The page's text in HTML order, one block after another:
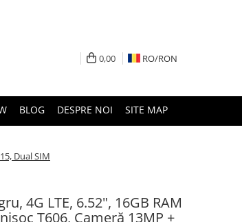
0,00 RO/RON
BLOG DESPRE NOI SITE MAP
Dual SIM
4G LTE, 6.52", 16GB RAM
T606, Cameră 13MP +